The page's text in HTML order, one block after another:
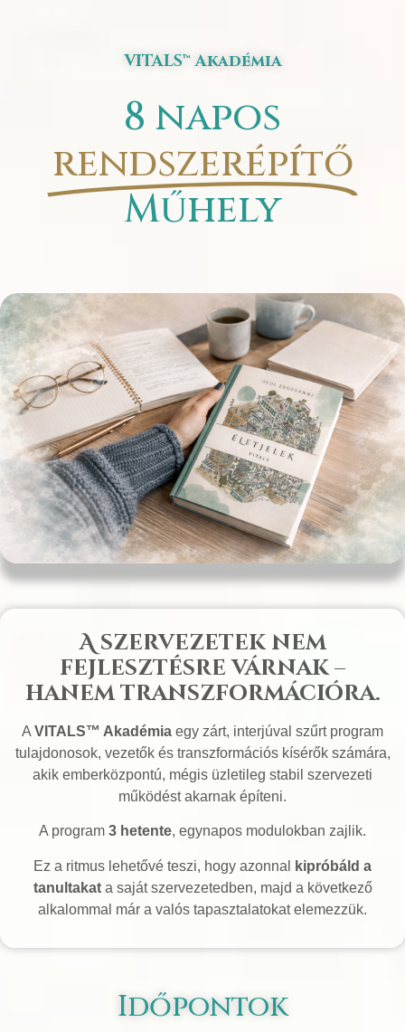
VITALS™ Akadémia
8 napos
rendszerépítő
Műhely
A szervezetek nem
fejlesztésre várnak –
hanem transzformációra.
A VITALS™ Akadémia egy zárt, interjúval szűrt program
tulajdonosok, vezetők és transzformációs kísérők számára,
akik emberközpontú, mégis üzletileg stabil szervezeti
működést akarnak építeni.
A program 3 hetente, egynapos modulokban zajlik.
Ez a ritmus lehetővé teszi, hogy azonnal
kipróbáld a
tanultakata saját szervezetedben, majd a következő
alkalommal már a valós tapasztalatokat elemezzük.
Időpontok